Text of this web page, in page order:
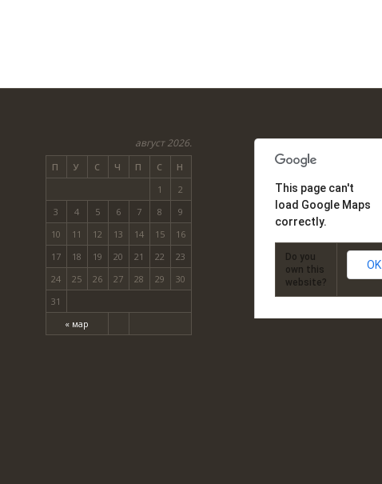
август 2026.
П У С Ч П С Н
« мар
1
2
3
4 5 6 7 8
9
10
11 12 13 14 15
16
17
18 19 20 21 22
23
24
25 26 27 28 29
30
31
This page can't
load Google Maps
correctly.
Do you
own this
website?
OK